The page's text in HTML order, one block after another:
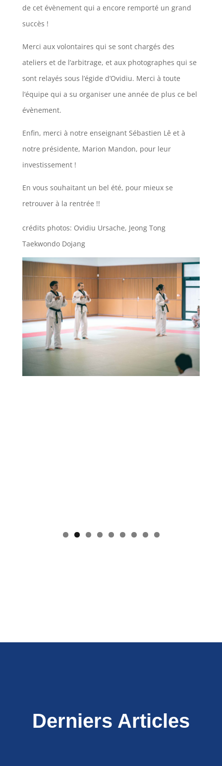
de cet évènement qui a encore remporté un grand
succès !
Merci aux volontaires qui se sont chargés des
ateliers et de l’arbitrage, et aux photographes qui se
sont relayés sous l’égide d’Ovidiu. Merci à toute
l’équipe qui a su organiser une année de plus ce bel
évènement.
Enfin, merci à notre enseignant Sébastien Lê et à
notre présidente, Marion Mandon, pour leur
investissement !
En vous souhaitant un bel été, pour mieux se
retrouver à la rentrée !!
crédits photos: Ovidiu Ursache, Jeong Tong
Taekwondo Dojang
Derniers Articles